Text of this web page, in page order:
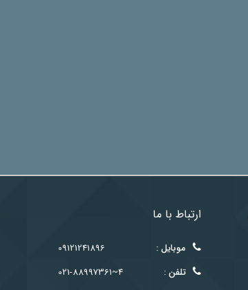
ارتباط با ما
موبایل :
09121241896
تلفن :
021-88997361~4